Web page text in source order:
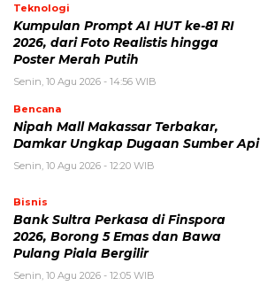
Teknologi
Kumpulan Prompt AI HUT ke-81 RI
2026, dari Foto Realistis hingga
Poster Merah Putih
Senin, 10 Agu 2026 - 14:56 WIB
Bencana
Nipah Mall Makassar Terbakar,
Damkar Ungkap Dugaan Sumber Api
Senin, 10 Agu 2026 - 12:20 WIB
Bisnis
Bank Sultra Perkasa di Finspora
2026, Borong 5 Emas dan Bawa
Pulang Piala Bergilir
Senin, 10 Agu 2026 - 12:05 WIB